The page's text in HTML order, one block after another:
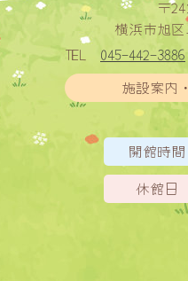
〒
横浜市旭
TEL
045-442-3886
施設案内
開館時間
休館日